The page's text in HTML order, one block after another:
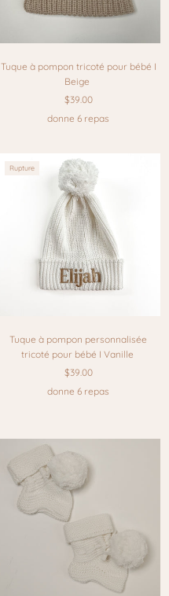
Tuque à pompon tricoté pour bébé I
Beige
$39.00
donne 6 repas
Rupture
Tuque à pompon personnalisée
tricoté pour bébé I Vanille
$39.00
donne 6 repas